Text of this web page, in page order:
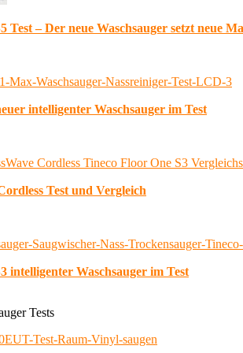
Test – Der neue Waschsauger setzt neue
intelligenter Waschsauger im Test
Test und Vergleich
intelligenter Waschsauger im Test
Tests